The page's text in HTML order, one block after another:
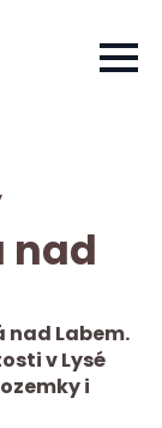
nad
nad Labem.
v Lysé
i